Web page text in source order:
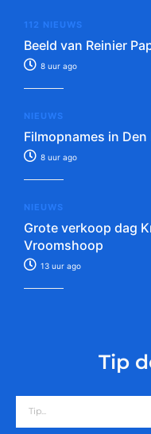
112 NIEUWS
Beeld van Reinier
8 uur ago
NIEUWS
Filmopnames in
8 uur ago
NIEUWS
Grote verkoop dag
Vroomshoop
13 uur ago
Tip